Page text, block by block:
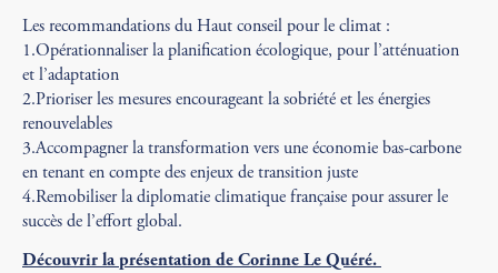
Les recommandations du Haut conseil pour le climat :
1.Opérationnaliser la planification écologique, pour l’atténuation
et l’adaptation
2.Prioriser les mesures encourageant la sobriété et les énergies
renouvelables
3.Accompagner la transformation vers une économie bas-carbone
en tenant en compte des enjeux de transition juste
4.Remobiliser la diplomatie climatique française pour assurer le
succès de l’effort global.
Découvrir la présentation de Corinne Le Quéré.